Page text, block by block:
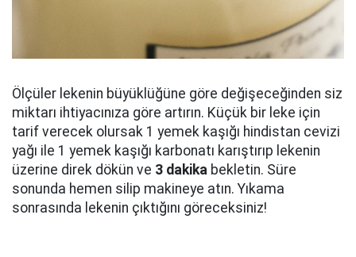
Ölçüler lekenin büyüklüğüne göre değişeceğinden siz
miktarı ihtiyacınıza göre artırın. Küçük bir leke için
tarif verecek olursak 1 yemek kaşığı hindistan cevizi
yağı ile 1 yemek kaşığı karbonatı karıştırıp lekenin
üzerine direk dökün ve 3 dakika bekletin. Süre
sonunda hemen silip makineye atın. Yıkama
sonrasında lekenin çıktığını göreceksiniz!